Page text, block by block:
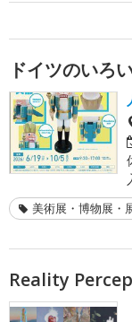
ドイツのいろ
美術展・博物展・
Reality